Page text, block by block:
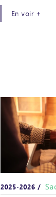
En voir +
2025-2026 /